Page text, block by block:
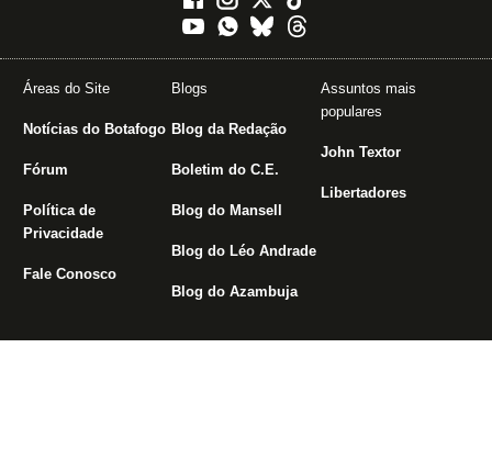
Áreas do Site
Notícias do Botafogo
Fórum
Política de
Privacidade
Fale Conosco
Blogs
Blog da Redação
Boletim do C.E.
Blog do Mansell
Blog do Léo Andrade
Blog do Azambuja
Assuntos mais
populares
John Textor
Libertadores